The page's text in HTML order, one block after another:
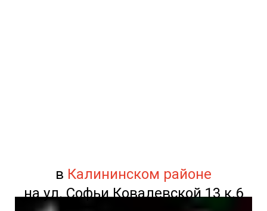
в Калининском районе
на ул. Софьи Ковалевской 13 к.6